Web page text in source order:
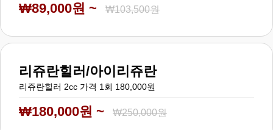
₩89,000원 ~ ₩103,500원
리쥬란힐러/아이리쥬란
리쥬란힐러 2cc 가격 1회 180,000원
₩180,000원 ~ ₩250,000원